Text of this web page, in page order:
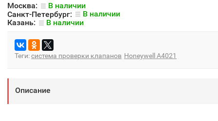
Москва:
В наличии
Санкт-Петербург:
В наличии
Казань:
В наличии
Теги:система проверки клапанов Honeywell A4021
Описание